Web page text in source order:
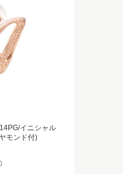
イニシャル
モンド付)